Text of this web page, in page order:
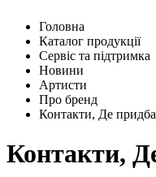
Головна
Каталог продукції
Сервіс та підтримка
Новини
Артисти
Про бренд
Контакти, Де
Контакти,